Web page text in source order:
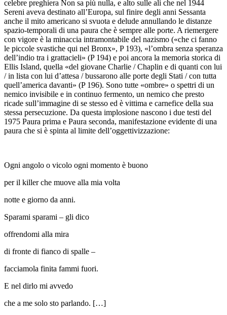
celebre preghiera Non sa più nulla, e alto sulle ali che nel 1944
Sereni aveva destinato all’Europa, sul finire degli anni Sessanta
anche il mito americano si svuota e delude annullando le distanze
spazio-temporali di una paura che è sempre alle porte. A riemergere
con vigore è la minaccia intramontabile del nazismo («che ci fanno
le piccole svastiche qui nel Bronx», P 193), «l’ombra senza speranza
dell’indio tra i grattacieli» (P 194) e poi ancora la memoria storica di
Ellis Island, quella «del giovane Charlie / Chaplin e di quanti con lui
/ in lista con lui d’attesa / bussarono alle porte degli Stati / con tutta
quell’america davanti» (P 196). Sono tutte «ombre» o spettri di un
nemico invisibile e in continuo fermento, un nemico che presto
ricade sull’immagine di se stesso ed è vittima e carnefice della sua
stessa persecuzione. Da questa implosione nascono i due testi del
1975 Paura prima e Paura seconda, manifestazione evidente di una
paura che si è spinta al limite dell’oggettivizzazione:
Ogni angolo o vicolo ogni momento è buono
per il killer che muove alla mia volta
notte e giorno da anni.
Sparami sparami – gli dico
offrendomi alla mira
di fronte di fianco di spalle –
facciamola finita fammi fuori.
E nel dirlo mi avvedo
che a me solo sto parlando. […]